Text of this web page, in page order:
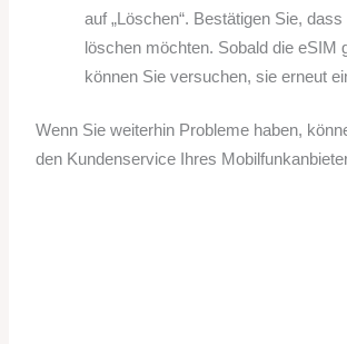
auf „Löschen“. Bestätigen Sie, dass
löschen möchten. Sobald die eSIM
können Sie versuchen, sie erneut
Wenn Sie weiterhin Probleme haben,
den Kundenservice Ihres